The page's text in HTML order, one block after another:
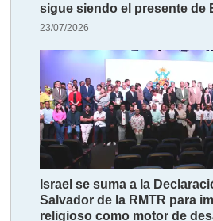
sigue siendo el presente de
23/07/2026
Israel se suma a la
Salvador de la RMTR para
religioso como motor de